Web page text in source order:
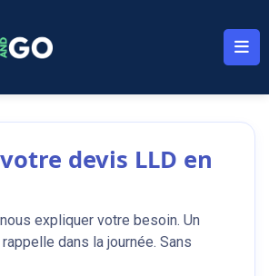
devis LLD en
expliquer votre besoin. Un
dans la journée. Sans